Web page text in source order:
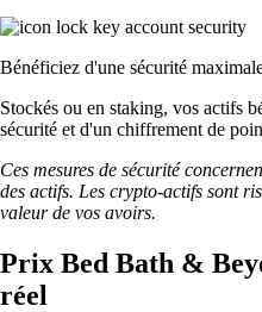
Bénéficiez d'une sécurité
Stockés ou en staking, vos actifs
sécurité et d'un chiffrement de
Ces mesures de sécurité
des actifs. Les crypto-actifs sont
valeur de vos avoirs.
Prix Bed Bath &
réel